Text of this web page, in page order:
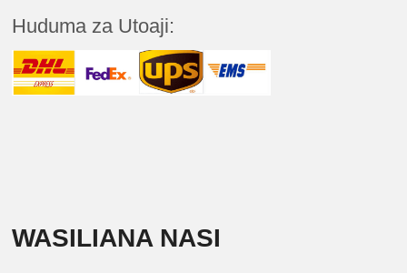
Huduma za Utoaji:
WASILIANA NASI